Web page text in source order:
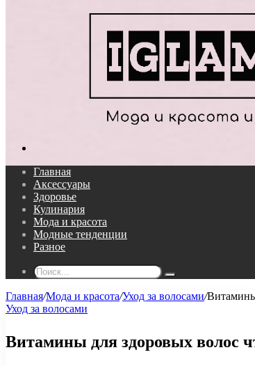
Главная
Аксессуары
Здоровье
Кулинария
Мода и красота
Модные тенденции
Разное
Поиск...
Главная/Мода и красота/Уход за волосами/
Уход за волосами
Витамины для здоровых волос